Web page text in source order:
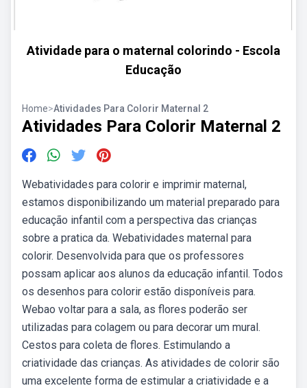
Atividade para o maternal colorindo - Escola
Educação
Home>Atividades Para Colorir Maternal 2
Atividades Para Colorir Maternal 2
Webatividades para colorir e imprimir maternal,
estamos disponibilizando um material preparado para
educação infantil com a perspectiva das crianças
sobre a pratica da. Webatividades maternal para
colorir. Desenvolvida para que os professores
possam aplicar aos alunos da educação infantil. Todos
os desenhos para colorir estão disponíveis para.
Webao voltar para a sala, as flores poderão ser
utilizadas para colagem ou para decorar um mural.
Cestos para coleta de flores. Estimulando a
criatividade das crianças. As atividades de colorir são
uma excelente forma de estimular a criatividade e a